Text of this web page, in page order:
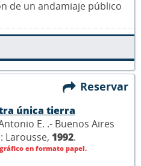
de un andamiaje público
Reservar
única tierra
E. .- Buenos Aires
Larousse, 1992.
en formato papel.